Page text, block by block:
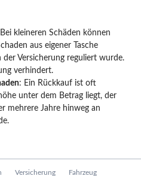
kleineren Schäden können
aus eigener Tasche
der Versicherung reguliert wurde.
verhindert.
: Ein Rückkauf ist oft
unter dem Betrag liegt, der
mehrere Jahre hinweg an
Versicherung Fahrzeug